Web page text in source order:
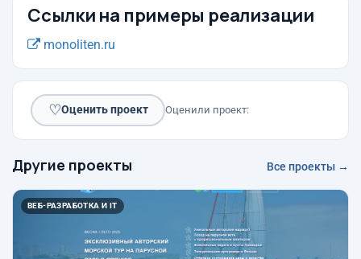
Ссылки на примеры реализации
monoliten.ru
♡Оценить проект Оценили проект:
Другие проекты Все проекты →
ВЕБ-РАЗРАБОТКА И IT